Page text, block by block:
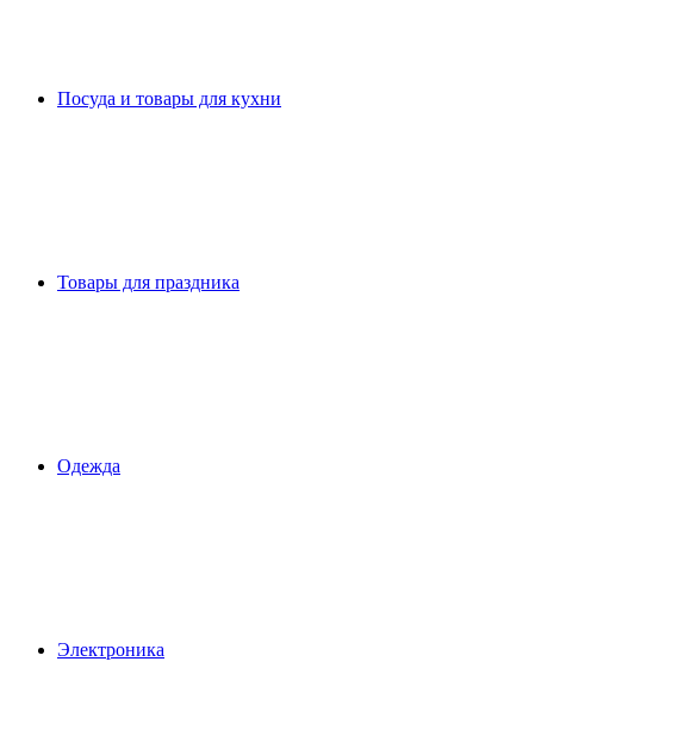
Посуда и товары для кухни
Товары для праздника
Одежда
Электроника